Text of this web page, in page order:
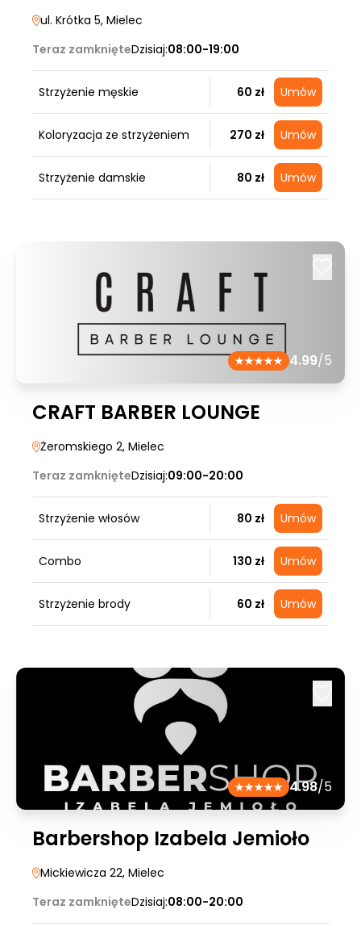
ul. Krótka 5, Mielec
Teraz zamknięteDzisiaj:08:00-19:00
Strzyżenie męskie 60 zł Umów
Koloryzacja ze strzyżeniem 270 zł Umów
Strzyżenie damskie 80 zł Umów
4.99/5
CRAFT BARBER LOUNGE
Żeromskiego 2, Mielec
Teraz zamknięteDzisiaj:09:00-20:00
Strzyżenie włosów 80 zł Umów
Combo 130 zł Umów
Strzyżenie brody 60 zł Umów
4.98/5
Barbershop Izabela Jemioło
Mickiewicza 22, Mielec
Teraz zamknięteDzisiaj:08:00-20:00